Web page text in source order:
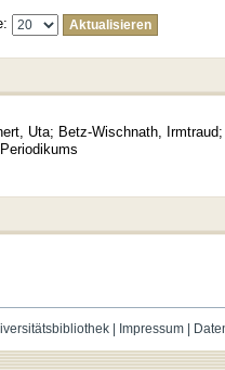
Uta; Betz-Wischnath, Irmtraud;
| Impressum|